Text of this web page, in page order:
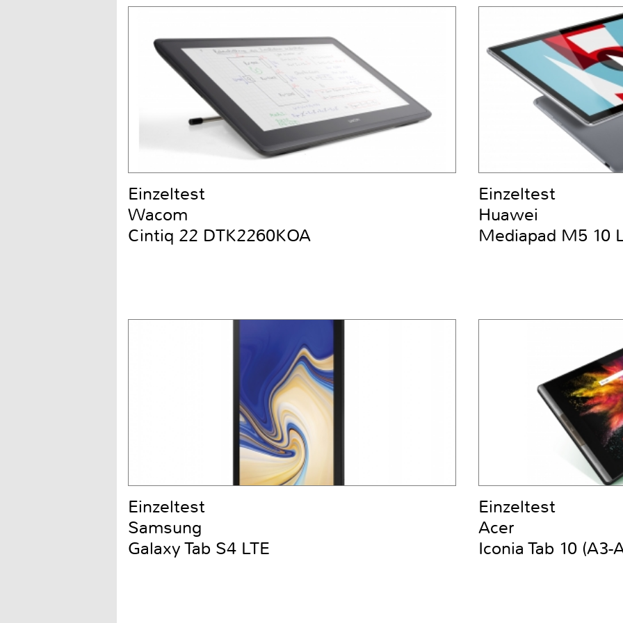
Einzeltest
Wacom
Cintiq 22 DTK2260KOA
Einzeltest
Huawei
Mediapad M5 10
Einzeltest
Samsung
Galaxy Tab S4 LTE
Einzeltest
Acer
Iconia Tab 10 (A3-